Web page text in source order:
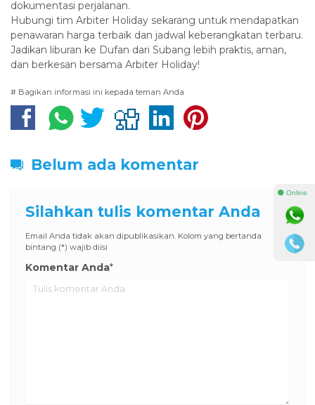
dokumentasi perjalanan.
‎Hubungi tim Arbiter Holiday sekarang untuk mendapatkan
penawaran harga terbaik dan jadwal keberangkatan terbaru.
Jadikan liburan ke Dufan dari Subang lebih praktis, aman,
dan berkesan bersama Arbiter Holiday!
# Bagikan informasi ini kepada teman Anda
Belum ada komentar
Silahkan tulis komentar Anda
Email Anda tidak akan dipublikasikan. Kolom yang bertanda
bintang (*) wajib diisi
Komentar Anda*
⚫ Online